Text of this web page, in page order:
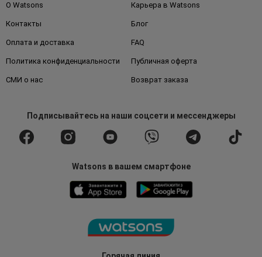
О Watsons Карьера в Watsons
Контакты Блог
Оплата и доставка FAQ
Политика конфиденциальности Публичная оферта
СМИ о нас Возврат заказа
Подписывайтесьна наши соцсети и мессенджеры
Watsons в вашем смартфоне